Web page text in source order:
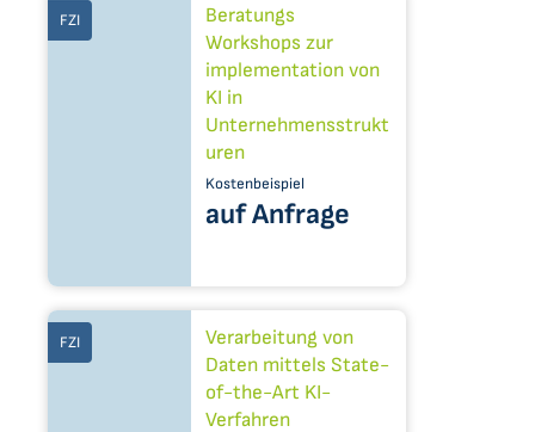
FZI
Beratungs
Workshops zur
implementation von
KI in
Unternehmensstrukt
uren
Kostenbeispiel
auf Anfrage
FZI
Verarbeitung von
Daten mittels State-
of-the-Art KI-
Verfahren